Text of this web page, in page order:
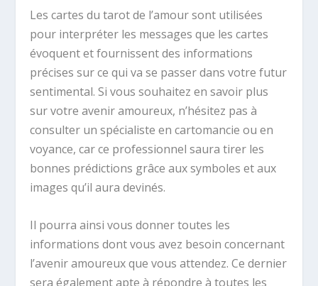
Les cartes du tarot de l’amour sont utilisées
pour interpréter les messages que les cartes
évoquent et fournissent des informations
précises sur ce qui va se passer dans votre futur
sentimental. Si vous souhaitez en savoir plus
sur votre avenir amoureux, n’hésitez pas à
consulter un spécialiste en cartomancie ou en
voyance, car ce professionnel saura tirer les
bonnes prédictions grâce aux symboles et aux
images qu’il aura devinés.
Il pourra ainsi vous donner toutes les
informations dont vous avez besoin concernant
l’avenir amoureux que vous attendez. Ce dernier
sera également apte à répondre à toutes les